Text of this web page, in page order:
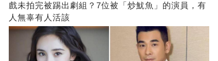
戲未拍完被踢出劇組？7位被「炒魷魚」的演員，有
人無辜有人活該